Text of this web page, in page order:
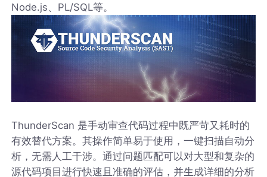
Node.js、PL/SQL等。
ThunderScan 是手动审查代码过程中既严苛又耗时的
有效替代方案。其操作简单易于使用，一键扫描自动分
析，无需人工干涉。通过问题匹配可以对大型和复杂的
源代码项目进行快速且准确的评估，并生成详细的分析